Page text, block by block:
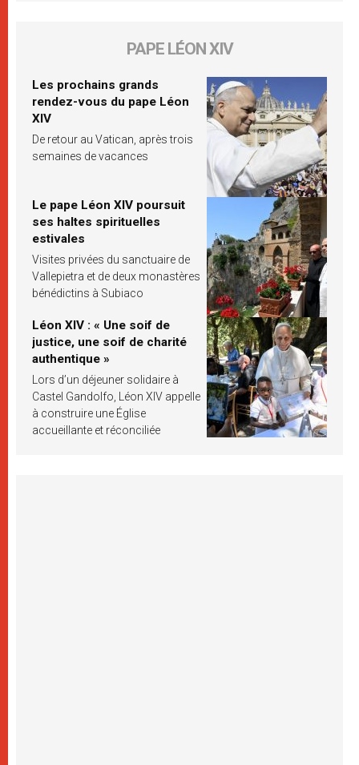
PAPE LÉON XIV
Les prochains grands
rendez-vous du pape Léon
XIV
De retour au Vatican, après trois
semaines de vacances
Le pape Léon XIV poursuit
ses haltes spirituelles
estivales
Visites privées du sanctuaire de
Vallepietra et de deux monastères
bénédictins à Subiaco
Léon XIV : « Une soif de
justice, une soif de charité
authentique »
Lors d’un déjeuner solidaire à
Castel Gandolfo, Léon XIV appelle
à construire une Église
accueillante et réconciliée